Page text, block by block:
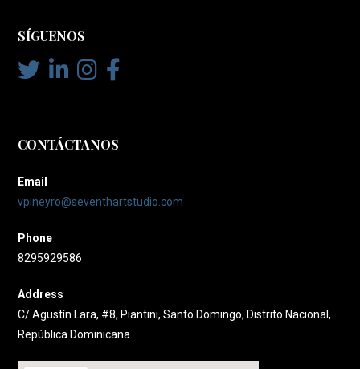
SÍGUENOS
CONTÁCTANOS
Email
vpineyro@seventhartstudio.com
Phone
8295929586
Address
C/ Agustín Lara, #8, Piantini, Santo Domingo, Distrito Nacional,
República Dominicana